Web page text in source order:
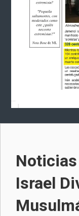
Israel